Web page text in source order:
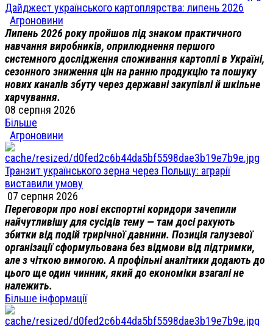
Дайджест українського картоплярства: липень 2026
Агроновини
Липень 2026 року пройшов під знаком практичного
навчання виробників, оприлюднення першого
системного дослідження споживання картоплі в Україні,
сезонного зниження цін на ранню продукцію та пошуку
нових каналів збуту через державні закупівлі й шкільне
харчування.
08 серпня 2026
Більше
Агроновини
Транзит українського зерна через Польщу: аграрії
виставили умову
07 серпня 2026
Переговори про нові експортні коридори зачепили
найчутливішу для сусідів тему — там досі рахують
збитки від подій трирічної давнини. Позиція галузевої
організації сформульована без відмови від підтримки,
але з чіткою вимогою. А профільні аналітики додають до
цього ще один чинник, який до економіки взагалі не
належить.
Більше інформації